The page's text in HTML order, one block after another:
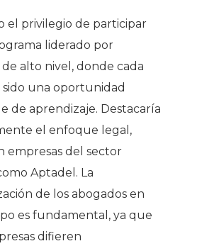
el privilegio de participar
liderado por
alto nivel, donde cada
sido una oportunidad
de aprendizaje. Destacaría
el enfoque legal,
empresas del sector
Aptadel. La
de los abogados en
es fundamental, ya que
difieren